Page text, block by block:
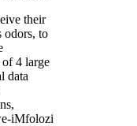
their
odors, to
4 large
data
iMfolozi